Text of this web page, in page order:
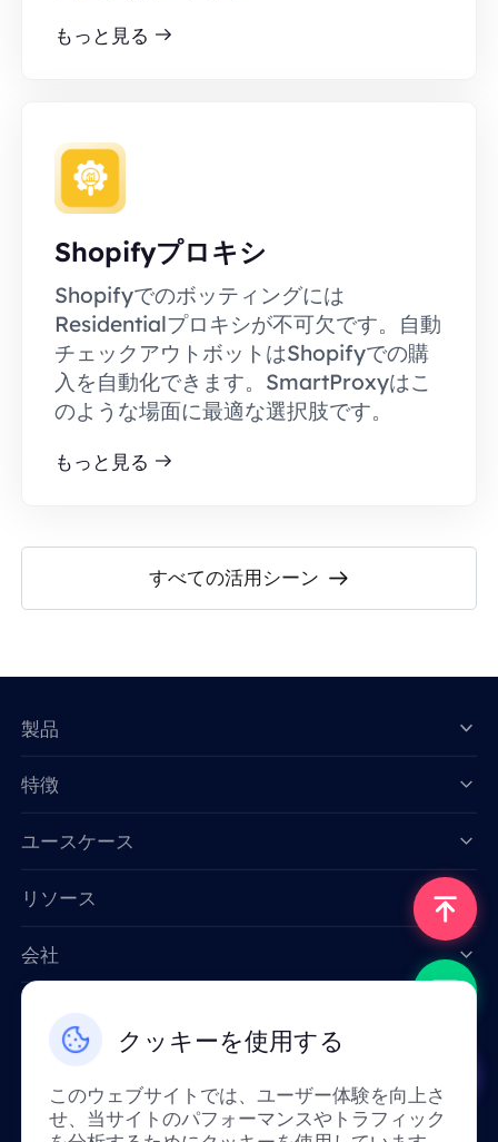
もっと見る
Shopifyプロキシ
Shopifyでのボッティングには
Residentialプロキシが不可欠です。自動
チェックアウトボットはShopifyでの購
入を自動化できます。SmartProxyはこ
のような場面に最適な選択肢です。
もっと見る
すべての活用シーン
クッキーを使用する
このウェブサイトでは、ユーザー体験を向上さ
せ、当サイトのパフォーマンスやトラフィック
製品
特徴
ユースケース
リソース
会社
Email: support@smartproxy.org
日本語